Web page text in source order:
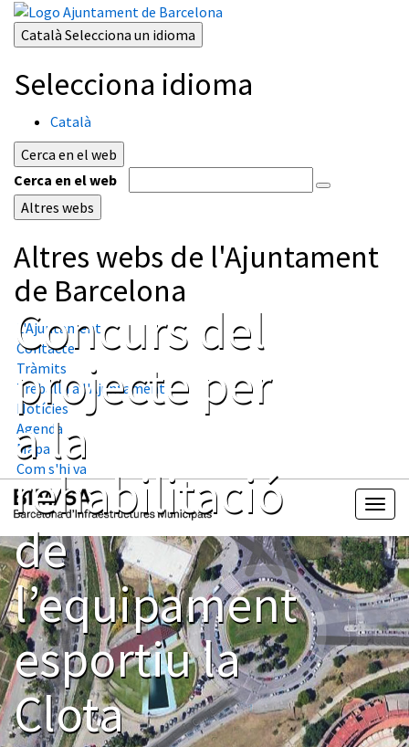
Català Selecciona un idioma
Selecciona idioma
Català
Cerca en el web
Cerca en el web
Altres webs
Altres webs de l'Ajuntament
de Barcelona
L'Ajuntament
Contacte
Tràmits
Treballa a l'Ajuntament
Notícies
Agenda
Mapa
Com s'hi va
Concurs del
projecte per
a la
rehabilitació
de
l’equipament
esportiu la
Clota